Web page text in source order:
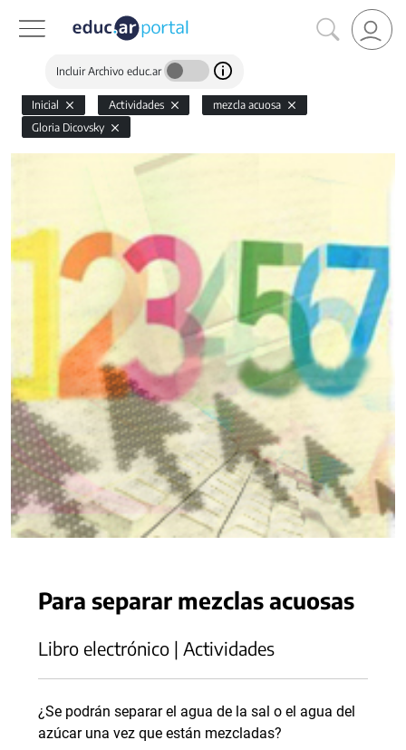
Incluir Archivo educ.ar
Inicial Actividades
mezcla acuosa
Gloria Dicovsky
Para separar mezclas acuosas
Libro electrónico | Actividades
¿Se podrán separar el agua de la sal o el agua del
azúcar una vez que están mezcladas?